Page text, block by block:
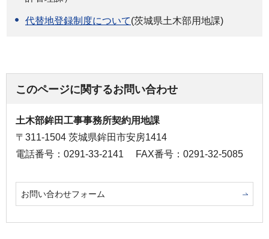
代替地登録制度について(茨城県土木部用地課)
このページに関するお問い合わせ
土木部鉾田工事事務所契約用地課
〒311-1504 茨城県鉾田市安房1414
電話番号：0291-33-2141
FAX番号：0291-32-5085
お問い合わせフォーム